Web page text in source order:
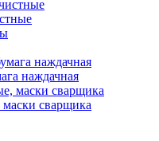
наждачная
сварщика